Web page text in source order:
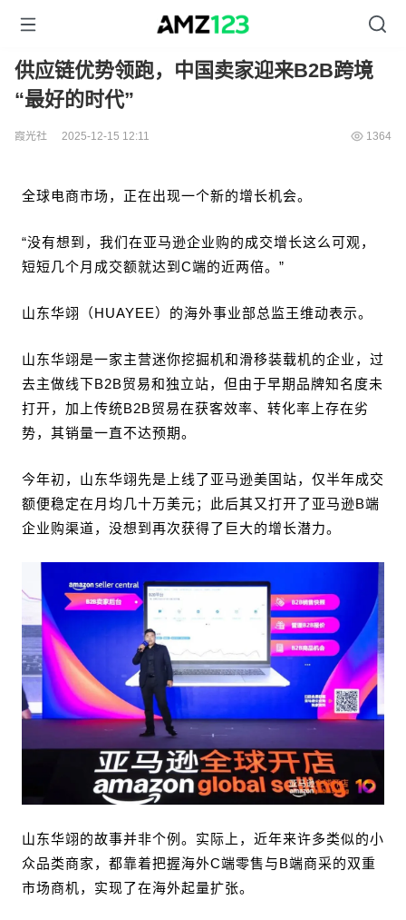
供应链优势领跑，中国卖家迎来B2B跨境
“最好的时代”
霞光社 2025-12-15 12:11 1364
全球电商市场，正在出现一个新的增长机会。
“没有想到，我们在亚马逊企业购的成交增长这么可观，
短短几个月成交额就达到C端的近两倍。”
山东华翊（HUAYEE）的海外事业部总监王维动表示。
山东华翊是一家主营迷你挖掘机和滑移装载机的企业，过
去主做线下B2B贸易和独立站，但由于早期品牌知名度未
打开，加上传统B2B贸易在获客效率、转化率上存在劣
势，其销量一直不达预期。
今年初，山东华翊先是上线了亚马逊美国站，仅半年成交
额便稳定在月均几十万美元；此后其又打开了亚马逊B端
企业购渠道，没想到再次获得了巨大的增长潜力。
山东华翊的故事并非个例。实际上，近年来许多类似的小
众品类商家，都靠着把握海外C端零售与B端商采的双重
市场商机，实现了在海外起量扩张。